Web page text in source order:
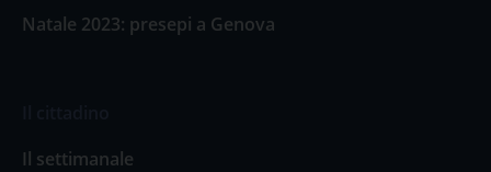
Natale 2023: presepi a Genova
Il settimanale